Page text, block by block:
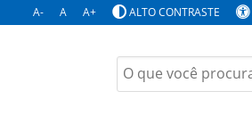
A- A A+ ALTO CONTRASTE
Buscar
por: